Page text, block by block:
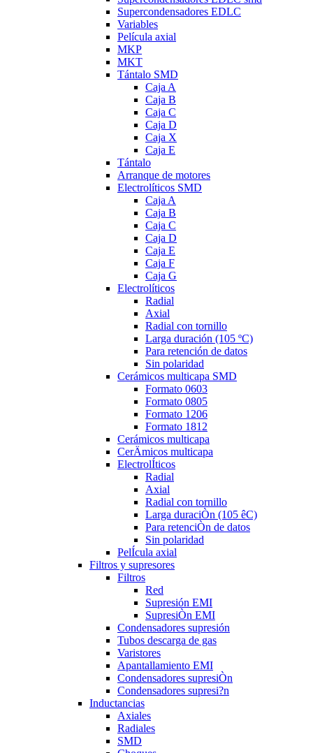
Supercondensadores EDLC
Variables
Película axial
MKP
MKT
Tántalo SMD
Caja A
Caja B
Caja C
Caja D
Caja X
Caja E
Tántalo
Arranque de motores
Electrolíticos SMD
Caja A
Caja B
Caja C
Caja D
Caja E
Caja F
Caja G
Electrolíticos
Radial
Axial
Radial con tornillo
Larga duración (105 ºC)
Para retención de datos
Sin polaridad
Cerámicos multicapa SMD
Formato 0603
Formato 0805
Formato 1206
Formato 1812
Cerámicos multicapa
CerÄmicos multicapa
ElectrolÍticos
Radial
Axial
Radial con tornillo
Larga duraciÒn (105 êC)
Para retenciÒn de datos
Sin polaridad
PelÍcula axial
Filtros y supresores
Filtros
Red
Supresión EMI
SupresiÒn EMI
Condensadores supresión
Tubos descarga de gas
Varistores
Apantallamiento EMI
Condensadores supresiÒn
Condensadores supresi?n
Inductancias
Axiales
Radiales
SMD